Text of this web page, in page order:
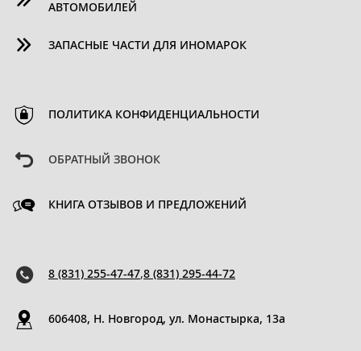
АВТОМОБИЛЕЙ
ЗАПАСНЫЕ ЧАСТИ ДЛЯ ИНОМАРОК
ПОЛИТИКА КОНФИДЕНЦИАЛЬНОСТИ
ОБРАТНЫЙ ЗВОНОК
КНИГА ОТЗЫВОВ И ПРЕДЛОЖЕНИЙ
8 (831) 255-47-47,8 (831) 295-44-72
606408, Н. Новгород, ул. Монастырка, 13a